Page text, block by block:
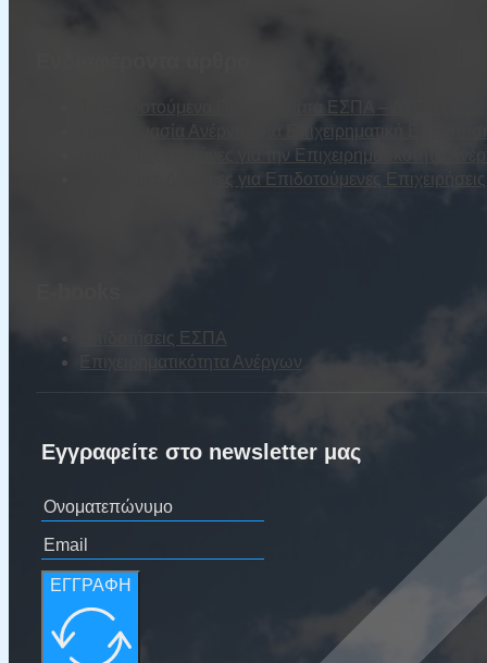
Τα Επιδοτούμενα Προγράμματα ΕΣΠΑ – ΔΥΠΑ
Προετοιμασία Ανέργου για Επιχειρηματική
Επιλέξιμες Δαπάνες για την Επιχειρηματικότητα
Επιλέξιμες Δαπάνες για Επιδοτούμενες
Επιδοτήσεις ΕΣΠΑ
Επιχειρηματικότητα Ανέργων
Εγγραφείτε στο newsletter μας
ΕΓΓΡΑΦΗ